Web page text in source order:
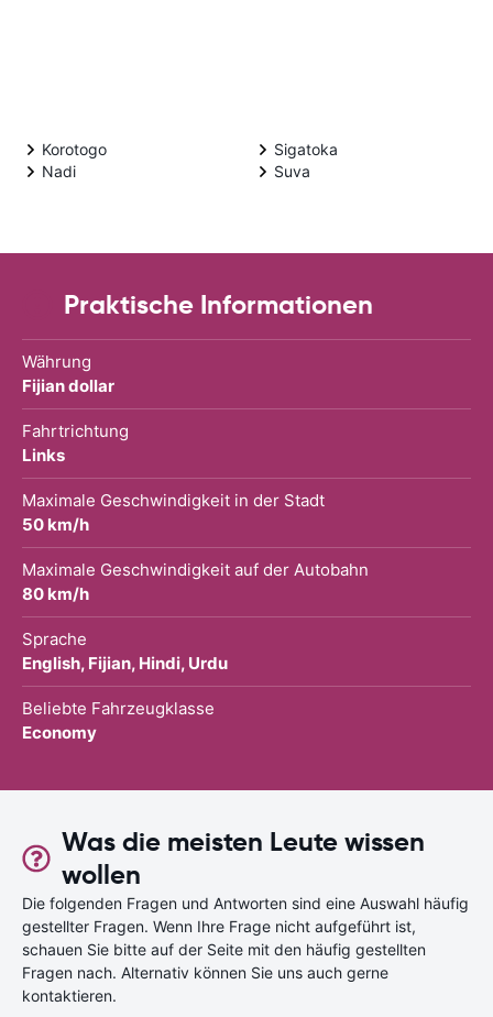
Korotogo
Nadi
Sigatoka
Suva
Praktische Informationen
Währung
Fijian dollar
Fahrtrichtung
Links
Maximale Geschwindigkeit in der Stadt
50 km/h
Maximale Geschwindigkeit auf der Autobahn
80 km/h
Sprache
English, Fijian, Hindi, Urdu
Beliebte Fahrzeugklasse
Economy
Was die meisten Leute wissen
wollen
Die folgenden Fragen und Antworten sind eine Auswahl häufig
gestellter Fragen. Wenn Ihre Frage nicht aufgeführt ist,
schauen Sie bitte auf der Seite mit den häufig gestellten
Fragen nach. Alternativ können Sie uns auch gerne
kontaktieren.